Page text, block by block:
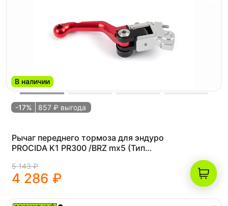
В наличии
-17% 857 ₽ выгода
Рычаг переднего тормоза для эндуро
PROCIDA K1 PR300 /BRZ mx5 (Тип
5 143 ₽
4 286 ₽